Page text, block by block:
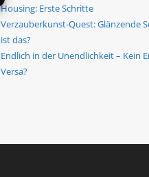
Housing: Erste Schritte
Verzauberkunst-Quest: Glänzende
ist das?
Endlich in der Unendlichkeit – Kein
Versa?